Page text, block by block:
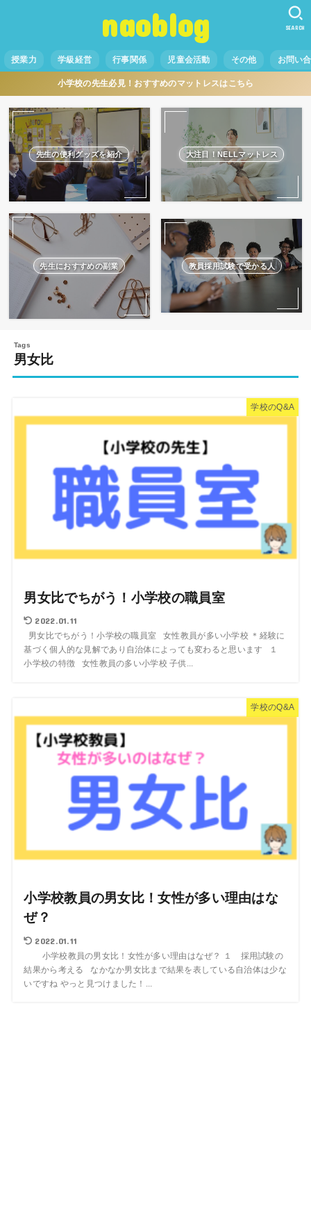
naoblog
授業力 学級経営 行事関係 児童会活動 その他 お問い
SEARCH
小学校の先生必見！おすすめのマットレスはこちら
先生の便利グッズを紹介 大注目！NELLマットレス
先生におすすめの副業 教員採用試験で受かる人
男女比
学校のQ&A
男女比でちがう！小学校の職員室
2022.01.11
男女比でちがう！小学校の職員室 女性教員が多い小学校 ＊経験に
基づく個人的な見解であり自治体によっても変わると思います １
小学校の特徴 女性教員の多い小学校 子供...
学校のQ&A
小学校教員の男女比！女性が多い理由はな
ぜ？
2022.01.11
小学校教員の男女比！女性が多い理由はなぜ？ １ 採用試験の
結果から考える なかなか男女比まで結果を表している自治体は少な
いですね やっと見つけました！...